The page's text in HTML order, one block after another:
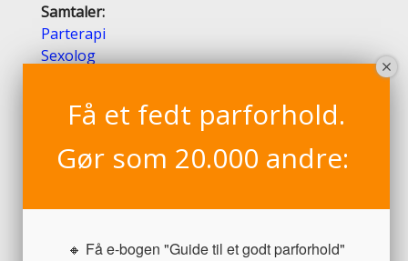
Samtaler:
Parterapi
Sexolog
Terapi for mænd
Gratis e-bøger:
10 erotiske arketyper
Få et fedt parforhold.
Gør som 20.000 andre:
🔸 Få e-bogen "Guide til et godt parforhold"